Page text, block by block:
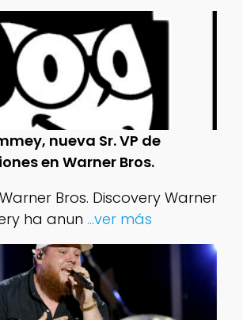
nueva Sr. VP de
en Warner Bros.
Bros. Discovery Warner
ha anun ...ver más